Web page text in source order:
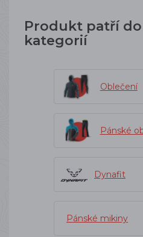
Produkt patří
kategorií
Oblečení
Pánské
Dynafit
Pánské mikiny